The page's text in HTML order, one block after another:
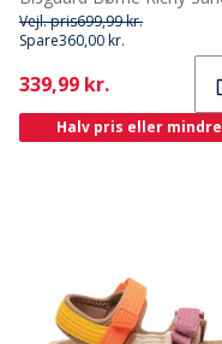
Vejl. pris699,99 kr.
Spare360,00 kr.
Current
339,99 kr.
Halv pris eller mindre